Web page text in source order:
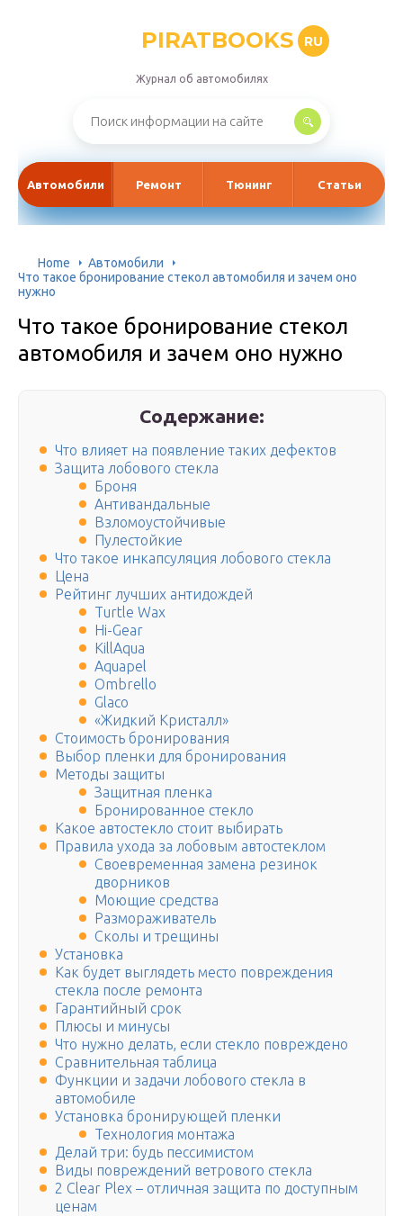
PIRATBOOKS RU
Журнал об автомобилях
Автомобили Ремонт Тюнинг Статьи
Home
Автомобили
Что такое бронирование стекол автомобиля и зачем оно
нужно
Что такое бронирование стекол
автомобиля и зачем оно нужно
Содержание:
Что влияет на появление таких дефектов
Защита лобового стекла
Броня
Антивандальные
Взломоустойчивые
Пулестойкие
Что такое инкапсуляция лобового стекла
Цена
Рейтинг лучших антидождей
Turtle Wax
Hi-Gear
KillAqua
Aquapel
Ombrello
Glaco
«Жидкий Кристалл»
Стоимость бронирования
Выбор пленки для бронирования
Методы защиты
Защитная пленка
Бронированное стекло
Какое автостекло стоит выбирать
Правила ухода за лобовым автостеклом
Своевременная замена резинок
дворников
Моющие средства
Размораживатель
Сколы и трещины
Установка
Как будет выглядеть место повреждения
стекла после ремонта
Гарантийный срок
Плюсы и минусы
Что нужно делать, если стекло повреждено
Сравнительная таблица
Функции и задачи лобового стекла в
автомобиле
Установка бронирующей пленки
Технология монтажа
Делай три: будь пессимистом
Виды повреждений ветрового стекла
2 Clear Plex – отличная защита по доступным
ценам